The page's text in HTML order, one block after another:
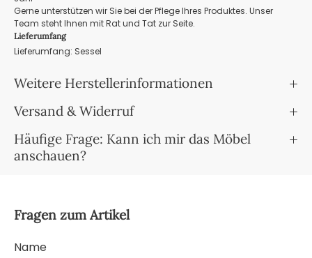
Gerne unterstützen wir Sie bei der Pflege Ihres Produktes. Unser
Team steht Ihnen mit Rat und Tat zur Seite.
Lieferumfang
Lieferumfang: Sessel
Weitere Herstellerinformationen
Versand & Widerruf
Häufige Frage: Kann ich mir das Möbel
anschauen?
Fragen zum Artikel
Name